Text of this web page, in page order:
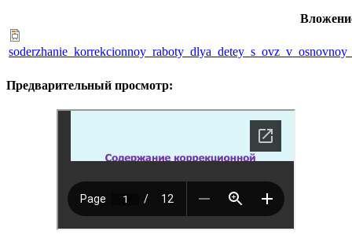
Предварительный просмотр: